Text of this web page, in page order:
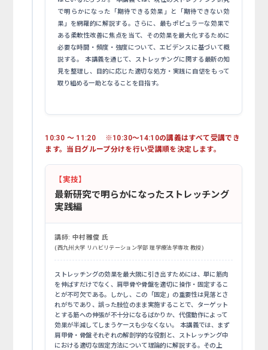
で明らかになった「期待できる効果」と「期待できない効
果」を網羅的に解説する。さらに、最もポピュラーな効果で
ある柔軟性改善に焦点を当て、その効果を最大化するために
必要な時間・頻度・強度について、エビデンスに基づいて概
説する。 本講義を通じて、ストレッチングに関する最新の知
見を整理し、目的に応じた適切な処方・実践に自信をもって
取り組める一助となることを目指す。
10:30 ～ 11:20 ※10:30～14:10の講義はすべて受講でき
ます。当日グループ分けを行い受講順を決定します。
【実技】
最新研究で明らかになったストレッチング
実践編
講師: 中村雅俊 氏
(西九州大学 リハビリテーション学部 理学療法学専攻 教授)
ストレッチングの効果を最大限に引き出すためには、単に筋肉
を伸ばすだけでなく、肩甲骨や骨盤を適切に操作・固定するこ
とが不可欠である。しかし、この「固定」の重要性は見落とさ
れがちであり、誤った肢位のまま実施することで、ターゲット
とする筋への伸張が不十分になるばかりか、代償動作によって
効果が半減してしまうケースも少なくない。 本講義では、まず
肩甲骨・骨盤それぞれの解剖学的な役割と、ストレッチング中
における適切な固定方法について理論的に解説する。その上